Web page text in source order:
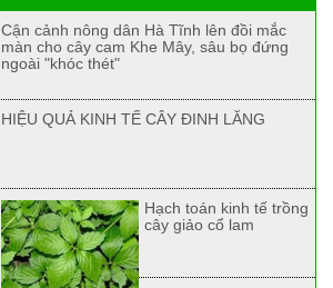
Cận cảnh nông dân Hà Tĩnh lên đồi mắc
màn cho cây cam Khe Mây, sâu bọ đứng
ngoài "khóc thét"
HIỆU QUẢ KINH TẾ CÂY ĐINH LĂNG
Hạch toán kinh tế trồng
cây giảo cổ lam